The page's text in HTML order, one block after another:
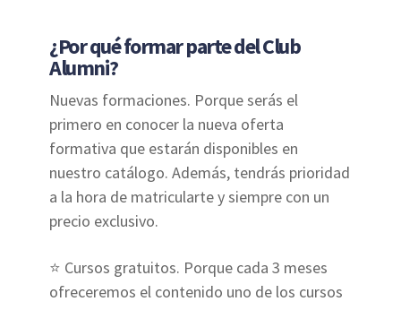
¿Por qué formar parte del Club
Alumni?
Nuevas formaciones. Porque serás el
primero en conocer la nueva oferta
formativa que estarán disponibles en
nuestro catálogo. Además, tendrás prioridad
a la hora de matricularte y siempre con un
precio exclusivo.
⭐ Cursos gratuitos. Porque cada 3 meses
ofreceremos el contenido uno de los cursos